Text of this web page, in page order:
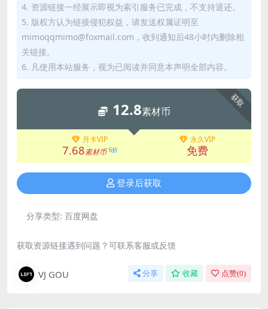
4. 资源链接一经展示即视为索引服务已完成，不支持退还。
5. 版权方认为链接侵犯权益，请发送权属证明至
mimoqqmimo@foxmail.com，收到通知后48小时内删除相
关链接。
6. 凡使用本站服务，视为已阅读并同意本声明全部内容。
获取
12.8素材币
月卡VIP
7.68素材币 6折
永久VIP
免费
登录后获取
分享类型: 百度网盘
获取资源链接遇到问题？可联系客服或反馈
VJ GOU 分享 收藏 点赞(0)